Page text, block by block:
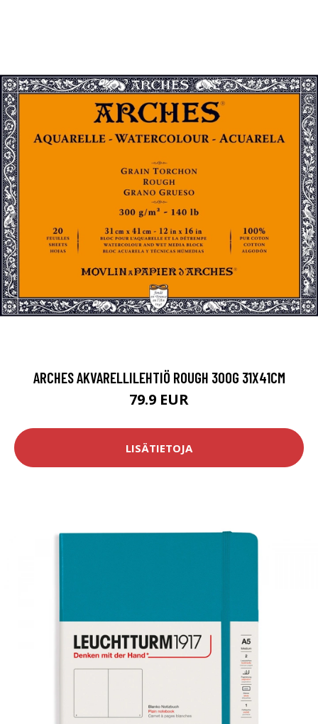
ARCHES AKVARELLILEHTIÖ ROUGH 300G 31X41CM
79.9 EUR
LISÄTIETOJA